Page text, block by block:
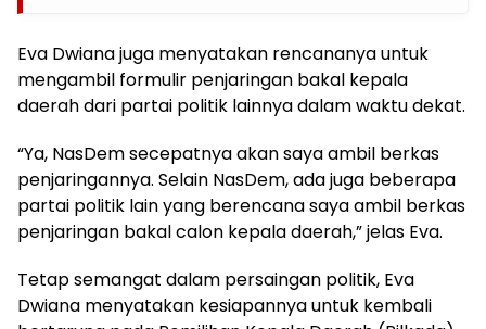
Eva Dwiana juga menyatakan rencananya untuk
mengambil formulir penjaringan bakal kepala
daerah dari partai politik lainnya dalam waktu dekat.
“Ya, NasDem secepatnya akan saya ambil berkas
penjaringannya. Selain NasDem, ada juga beberapa
partai politik lain yang berencana saya ambil berkas
penjaringan bakal calon kepala daerah,” jelas Eva.
Tetap semangat dalam persaingan politik, Eva
Dwiana menyatakan kesiapannya untuk kembali